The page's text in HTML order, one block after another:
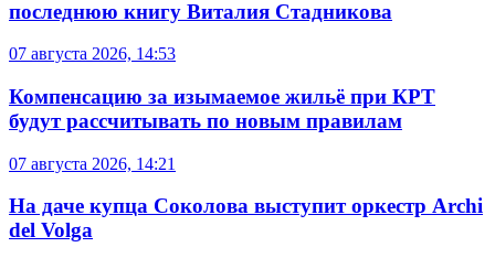
последнюю книгу Виталия Стадникова
07 августа 2026, 14:53
Компенсацию за изымаемое жильё при КРТ
будут рассчитывать по новым правилам
07 августа 2026, 14:21
На даче купца Соколова выступит оркестр Archi
del Volga